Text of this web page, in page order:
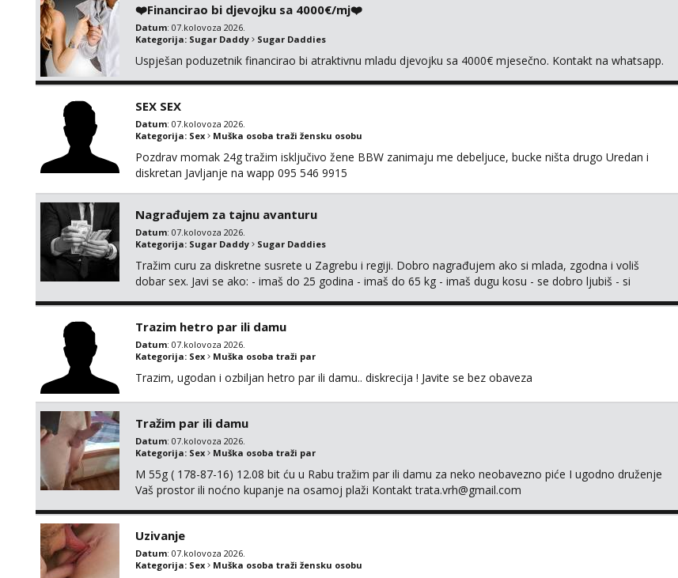
❤️Financirao bi djevojku sa 4000€/mj❤️
Datum: 07.kolovoza 2026.
Kategorija: Sugar Daddy Sugar Daddies
Uspješan poduzetnik financirao bi atraktivnu mladu djevojku sa 4000€ mjesečno. Kontakt na whatsapp.
SEX SEX
Datum: 07.kolovoza 2026.
Kategorija: Sex Muška osoba traži žensku osobu
Pozdrav momak 24g tražim isključivo žene BBW zanimaju me debeljuce, bucke ništa drugo Uredan i
diskretan Javljanje na wapp 095 546 9915
Nagrađujem za tajnu avanturu
Datum: 07.kolovoza 2026.
Kategorija: Sugar Daddy Sugar Daddies
Tražim curu za diskretne susrete u Zagrebu i regiji. Dobro nagrađujem ako si mlada, zgodna i voliš
dobar sex. Javi se ako: - imaš do 25 godina - imaš do 65 kg - imaš dugu kosu - se dobro ljubiš - si
Trazim hetro par ili damu
Datum: 07.kolovoza 2026.
Kategorija: Sex Muška osoba traži par
Trazim, ugodan i ozbiljan hetro par ili damu.. diskrecija ! Javite se bez obaveza
Tražim par ili damu
Datum: 07.kolovoza 2026.
Kategorija: Sex Muška osoba traži par
M 55g ( 178-87-16) 12.08 bit ću u Rabu tražim par ili damu za neko neobavezno piće I ugodno druženje
Vaš prostor ili noćno kupanje na osamoj plaži Kontakt trata.vrh@gmail.com
Uzivanje
Datum: 07.kolovoza 2026.
Kategorija: Sex Muška osoba traži žensku osobu